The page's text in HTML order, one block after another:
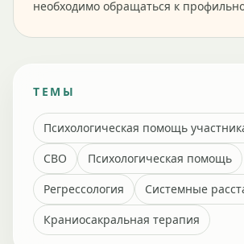
необходимо обращаться к
ТЕМЫ
Психологическая помощь
СВО
Психологическая помощь
Регрессология
Системные
Краниосакральная терапия